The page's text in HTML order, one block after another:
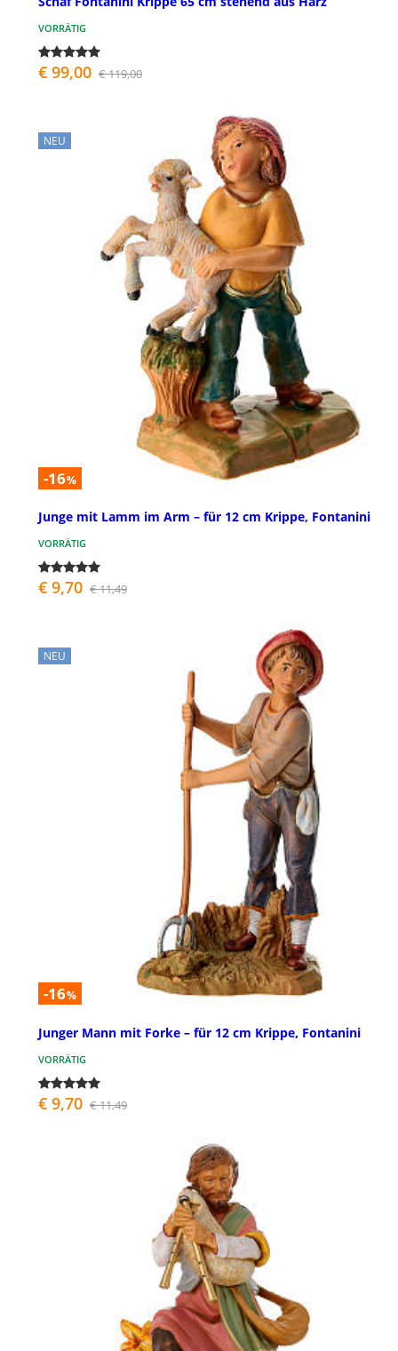
VORRÄTIG
€ 99,00 € 119,00
NEU
-16%
Junge mit Lamm im Arm – für 12 cm Krippe, Fontanini
VORRÄTIG
€ 9,70 € 11,49
NEU
-16%
Junger Mann mit Forke – für 12 cm Krippe, Fontanini
VORRÄTIG
€ 9,70 € 11,49